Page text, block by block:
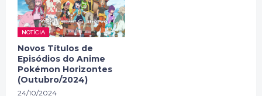
NOTÍCIA
Novos Títulos de
Episódios do Anime
Pokémon Horizontes
(Outubro/2024)
24/10/2024